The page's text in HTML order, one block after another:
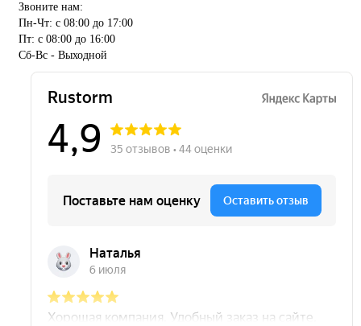
Звоните нам:
Пн-Чт: с 08:00 до 17:00
Пт: с 08:00 до 16:00
Сб-Вс - Выходной